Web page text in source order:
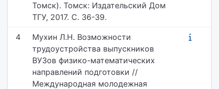
Томск). Томск: Издательский Дом
ТГУ, 2017. С. 36-39.
4
Мухин Л.Н. Возможности
трудоустройства выпускников
ВУЗов физико-математических
направлений подготовки //
Международная молодежная